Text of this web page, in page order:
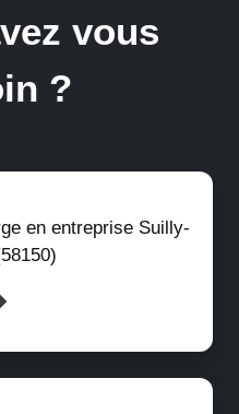
vous
?
en entreprise Suilly-